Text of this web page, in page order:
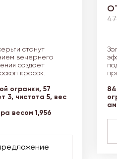
станут
вечернего
создает
красок.
огранки, 57
3, чистота 5, вес
весом 1,956